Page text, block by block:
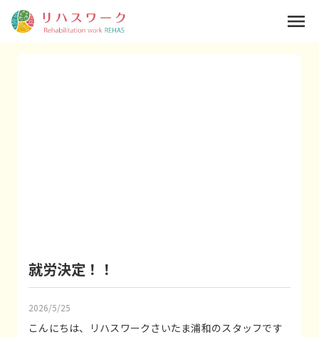
就労決定！！
2026/5/25
こんにちは、リハスワークさいたま浦和のスタッフです
menu